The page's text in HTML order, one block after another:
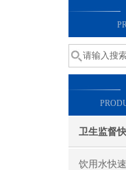
卫生监督
饮用水快